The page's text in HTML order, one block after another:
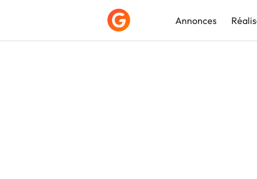
Annonces